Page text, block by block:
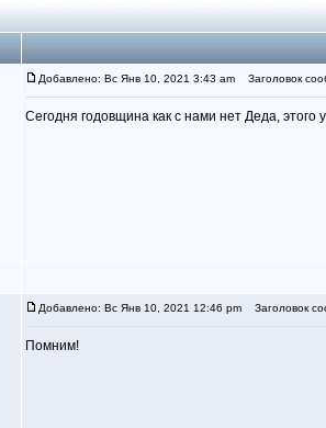
Добавлено: Вс Янв 10, 2021 3:43 am Заголовок
Сегодня годовщина как с нами нет Деда,
Добавлено: Вс Янв 10, 2021 12:46 pm Заголовок
Помним!